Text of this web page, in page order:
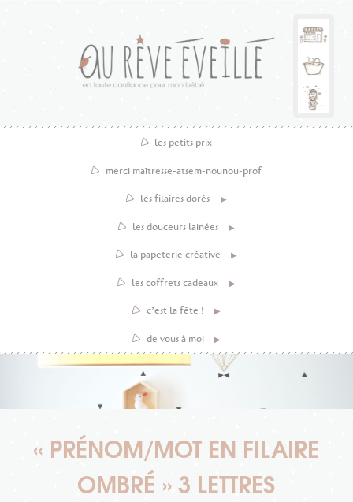
les petits prix
merci maîtresse-atsem-nounou-prof
les filaires dorés
les douceurs lainées
la papeterie créative
les coffrets cadeaux
c’est la fête !
de vous à moi
« PRÉNOM/MOT EN FILAIRE
OMBRÉ » 3 LETTRES